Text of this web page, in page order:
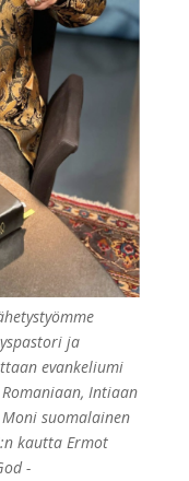
ja
evankeliumi
Intiaan
suomalainen
kautta Ermot
-